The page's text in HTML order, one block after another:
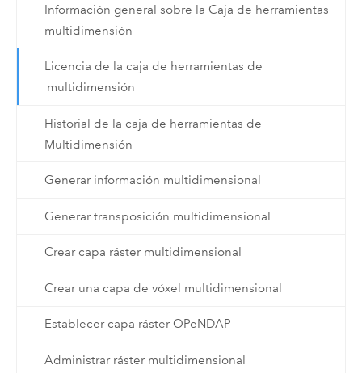
Información general sobre la Caja de herramientas
multidimensión
Licencia de la caja de herramientas de
multidimensión
Historial de la caja de herramientas de
Multidimensión
Generar información multidimensional
Generar transposición multidimensional
Crear capa ráster multidimensional
Crear una capa de vóxel multidimensional
Establecer capa ráster OPeNDAP
Administrar ráster multidimensional